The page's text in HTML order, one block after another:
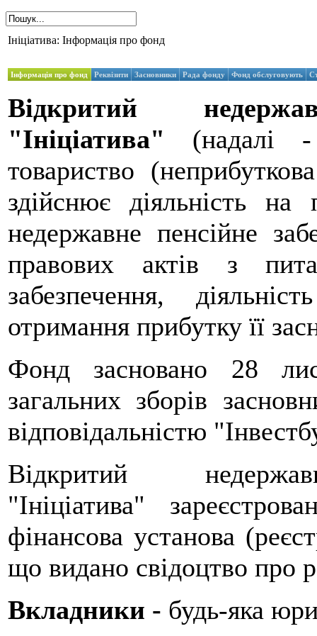
Ініціатива: Інформація про фонд
Інформація про фонд Реквізити Засновники Рада фонду Фонд обслуговують
Відкритий
"Ініціатива" (надалі -
товариство
здійснює діяльність
недержавне пенсійне
правових актів з
забезпечення,
отримання прибутку її
Фонд засновано 28
загальних зборів
відповідальністю
Відкритий
"Ініціатива"
фінансова установа
що видано свідоцтво
Вкладники - будь-яка